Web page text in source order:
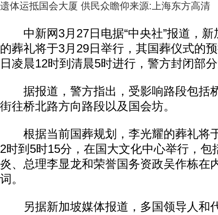
遗体运抵国会大厦 供民众瞻仰来源:上海东方高清
中新网3月27日电据“中央社”报道，新
的葬礼将于3月29日举行，其国葬仪式的
日凌晨12时到清晨5时进行，警方封闭部
据报道，警方指出，受影响路段包括
街往桥北路方向路段以及国会坊。
根据当前国葬规划，李光耀的葬礼将
2时到5时15分，在国大文化中心举行，包
炎、总理李显龙和荣誉国务资政吴作栋在
词。
另据新加坡媒体报道，多国领导人和